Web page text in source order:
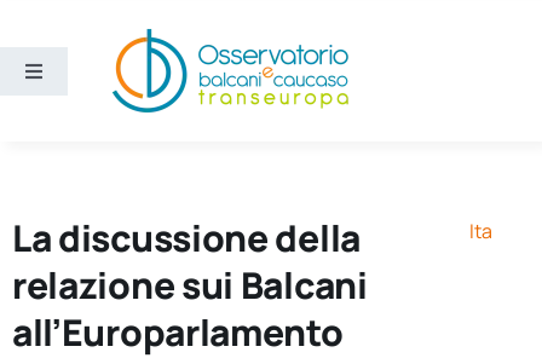
contenuto
Toggle
Ricerca e divulgazione
La discussione della
relazione sui Balcani
all’Europarlamento
Ita